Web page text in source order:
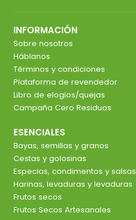
INFORMACIÓN
Sobre nosotros
Háblanos
Términos y condiciones
Plataforma de revendedor
Libro de elogios/quejas
Campaña Cero Residuos
ESENCIALES
Bayas, semillas y granos
Cestas y golosinas
Especias, condimentos y salsas
Harinas, levaduras y levaduras
Frutos secos
Frutos Secos Artesanales